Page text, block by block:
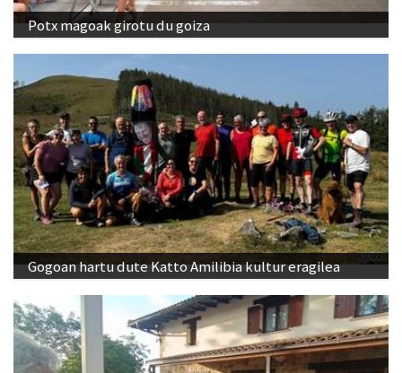
Potx magoak girotu du goiza
Gogoan hartu dute Katto Amilibia kultur eragilea